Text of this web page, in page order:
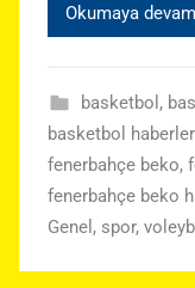
Okumaya
basketbol ,
basketbol
fenerbahçe beko,
fenerbahçe beko
Genel , spor,